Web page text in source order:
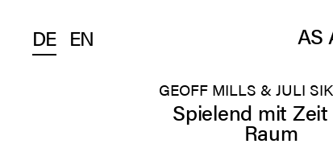
DE EN AS
GEOFF MILLS & JULI
Spielend mit
Raum